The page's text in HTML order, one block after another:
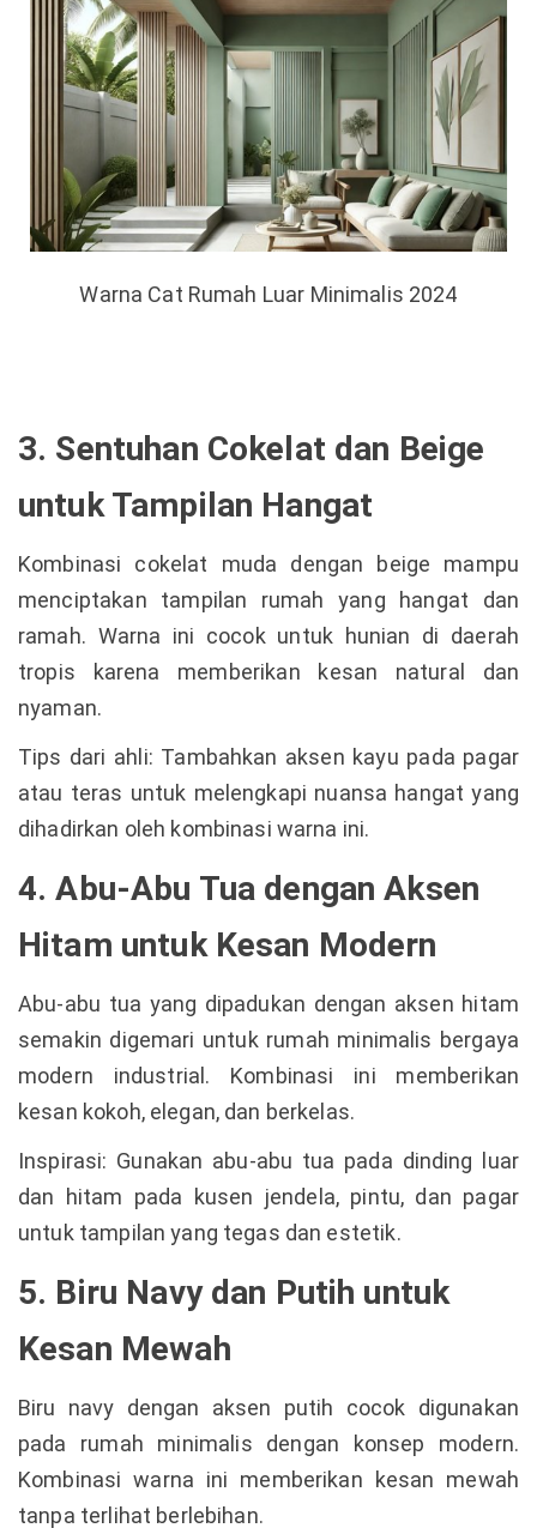
Warna Cat Rumah Luar Minimalis 2024
3. Sentuhan Cokelat dan Beige
untuk Tampilan Hangat
Kombinasi cokelat muda dengan beige mampu
menciptakan tampilan rumah yang hangat dan
ramah. Warna ini cocok untuk hunian di daerah
tropis karena memberikan kesan natural dan
nyaman.
Tips dari ahli: Tambahkan aksen kayu pada pagar
atau teras untuk melengkapi nuansa hangat yang
dihadirkan oleh kombinasi warna ini.
4. Abu-Abu Tua dengan Aksen
Hitam untuk Kesan Modern
Abu-abu tua yang dipadukan dengan aksen hitam
semakin digemari untuk rumah minimalis bergaya
modern industrial. Kombinasi ini memberikan
kesan kokoh, elegan, dan berkelas.
Inspirasi: Gunakan abu-abu tua pada dinding luar
dan hitam pada kusen jendela, pintu, dan pagar
untuk tampilan yang tegas dan estetik.
5. Biru Navy dan Putih untuk
Kesan Mewah
Biru navy dengan aksen putih cocok digunakan
pada rumah minimalis dengan konsep modern.
Kombinasi warna ini memberikan kesan mewah
tanpa terlihat berlebihan.